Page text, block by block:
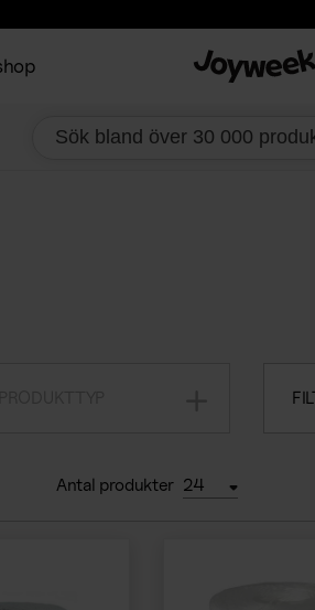
Antal produkter 24